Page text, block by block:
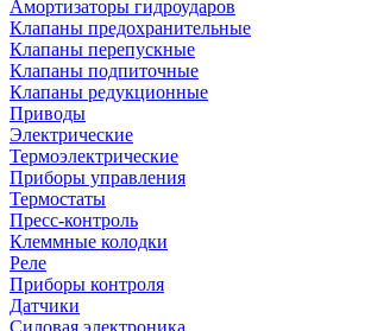
Амортизаторы гидроударов
Клапаны предохранительные
Клапаны перепускные
Клапаны подпиточные
Клапаны редукционные
Приводы
Электрические
Термоэлектрические
Приборы управления
Термостаты
Пресс-контроль
Клеммные колодки
Реле
Приборы контроля
Датчики
Силовая электроника